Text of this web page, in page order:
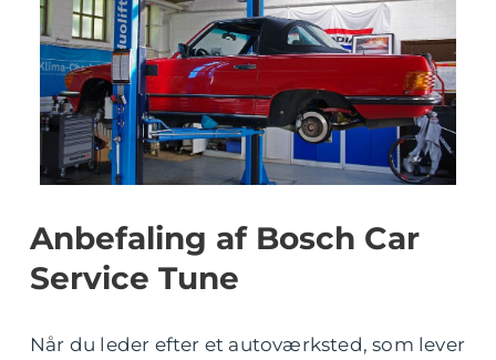
Anbefaling af Bosch Car
Service Tune
Når du leder efter et autoværksted, som lever